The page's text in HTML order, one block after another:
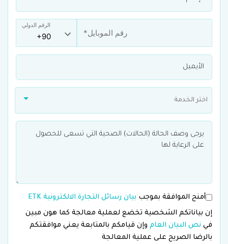
الرقم الدولي
اختر الخدمة
أمنح الموافقة بموجب بيان رسائل التجارة الالكترونية ETK
إن بياناتكم الشخصية تخضع لعملية معالجة كما هون مبين
في نص البيان العام وإن قيامكم بالمتابعة يعني موافقتكم
بالرضا الصريح على عملية المعالجة